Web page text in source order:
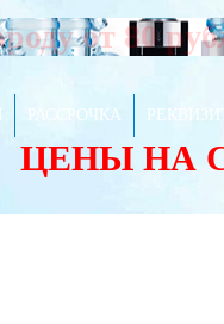
от 80
РАССРОЧКА
ЦЕНЫ НА